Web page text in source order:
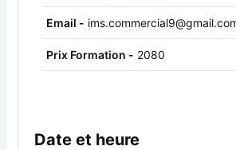
Email -
Prix Formation - 2080
Date et heure